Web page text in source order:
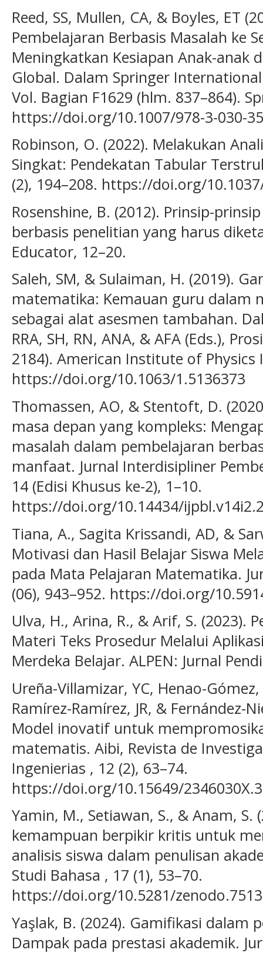
Reed, SS, Mullen, CA, & Boyles, ET
Pembelajaran Berbasis Masalah ke
Meningkatkan Kesiapan Anak-anak
Global. Dalam Springer
Vol. Bagian F1629 (hlm. 837–864).
https://doi.org/10.1007/978-3-030-
Robinson, O. (2022). Melakukan
Singkat: Pendekatan Tabular
(2), 194–208. https://doi.org/
Rosenshine, B. (2012). Prinsip-
berbasis penelitian yang harus
Educator, 12–20.
Saleh, SM, & Sulaiman, H. (2019).
matematika: Kemauan guru dalam
sebagai alat asesmen tambahan.
RRA, SH, RN, ANA, & AFA (Eds.),
2184). American Institute of Physics
https://doi.org/10.1063/1.5136373
Thomassen, AO, & Stentoft, D.
masa depan yang kompleks:
masalah dalam pembelajaran
manfaat. Jurnal Interdisipliner
14 (Edisi Khusus ke-2), 1–10.
https://doi.org/10.14434/
Tiana, A., Sagita Krissandi, AD, &
Motivasi dan Hasil Belajar Siswa
pada Mata Pelajaran Matematika.
(06), 943–952. https://doi.org/
Ulva, H., Arina, R., & Arif, S. (2023).
Materi Teks Prosedur Melalui
Merdeka Belajar. ALPEN: Jurnal
Ureña-Villamizar, YC, Henao-
Ramírez-Ramírez, JR, & Fernández-
Model inovatif untuk
matematis. Aibi, Revista de
Ingenierias , 12 (2), 63–74.
https://doi.org/10.15649/
Yamin, M., Setiawan, S., & Anam, S.
kemampuan berpikir kritis untuk
analisis siswa dalam penulisan
Studi Bahasa , 17 (1), 53–70.
https://doi.org/10.5281/
Yaşlak, B. (2024). Gamifikasi dalam
Dampak pada prestasi akademik.